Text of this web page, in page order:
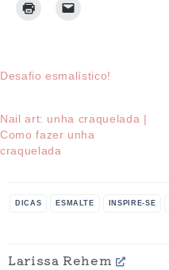
Desafio esmalístico!
Nail art: unha craquelada |
Como fazer unha
craquelada
DICAS ESMALTE INSPIRE-SE
Larissa Rehem